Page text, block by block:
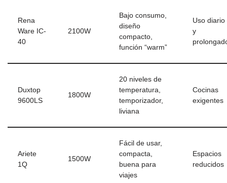
Rena
Ware IC-
40
2100W
Bajo consumo,
diseño
compacto,
función “warm”
Uso diario
y
Duxtop
9600LS
1800W
20 niveles de
temperatura,
temporizador,
liviana
Cocinas
exigentes
Ariete
1Q
1500W
Fácil de usar,
compacta,
buena para
viajes
Espacios
reducidos